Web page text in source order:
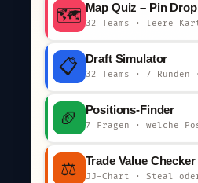
🗺️ Map Quiz – Pin Drop
📋 Draft Simulator
🏈 Positions-Finder
⚖️ Trade Value Checker